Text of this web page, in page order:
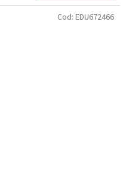
Cod: EDU672466